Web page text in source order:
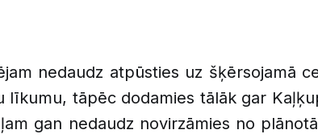
nedaudz atpūsties uz šķērsojamā
līkumu, tāpēc dodamies tālāk gar
gan nedaudz novirzāmies no